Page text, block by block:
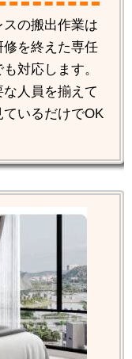
の搬出作業は
を終えた専任
対応します。
人員を揃えて
いるだけでOK